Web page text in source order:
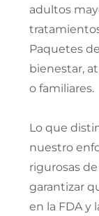
adultos
Paquetes
bienestar,
o familiares.
Lo que
nuestro
rigurosas
garantizar
en la FDA y